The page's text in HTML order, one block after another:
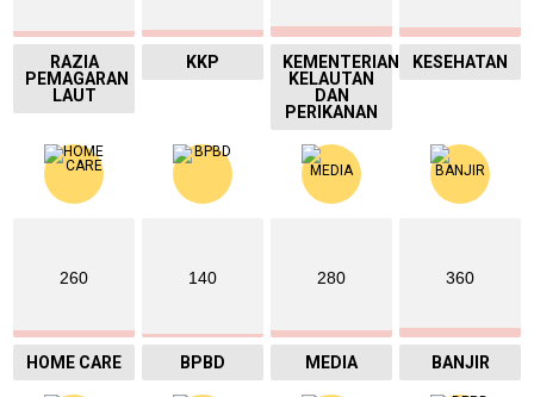
RAZIA
PEMAGARAN
LAUT
KKP
KEMENTERIAN
KELAUTAN
DAN
PERIKANAN
KESEHATAN
260
HOME CARE
140
BPBD
280
MEDIA
360
BANJIR